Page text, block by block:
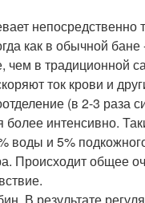
непосредственно
как в обычной бане
чем в традиционной
ток крови и
(в 2-3 раза
интенсивно.
воды и 5%
Происходит общее